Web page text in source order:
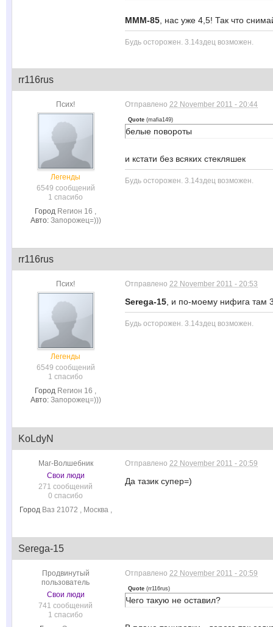
MMM-85 , нас уже 4,5! Так что
Будь осторожен. 3.14здец возможен.
rr116rus
Псих!
Легенды
6549 сообщений
1 спасибо
Город Rегион 16 ,
Авто: Запорожец=)))
Отправлено 22 November 2011 - 20:44
Quote (mafia149)
белые повороты
и кстати без всяких стекляшек
Будь осторожен. 3.14здец возможен.
rr116rus
Псих!
Легенды
6549 сообщений
1 спасибо
Город Rегион 16 ,
Авто: Запорожец=)))
Отправлено 22 November 2011 - 20:53
Serega-15 , и по-моему нифига там
Будь осторожен. 3.14здец возможен.
KoLdyN
Маг-Волшебник
Свои люди
271 сообщений
0 спасибо
Город Ваз 21072 , Москва ,
Отправлено 22 November 2011 - 20:59
Да тазик супер=)
Serega-15
Продвинутый
пользователь
Свои люди
741 сообщений
1 спасибо
Отправлено 22 November 2011 - 20:59
Quote (rr116rus)
Чего такую не оставил?